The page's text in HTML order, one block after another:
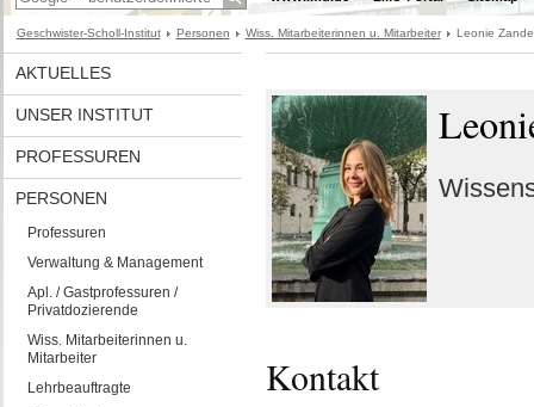
Geschwister-Scholl-Institut Personen Wiss. Mitarbeiterinnen u. Mitarbeiter Leonie
AKTUELLES
UNSER INSTITUT
PROFESSUREN
PERSONEN
Professuren
Verwaltung & Management
Apl. / Gastprofessuren /
Privatdozierende
Wiss. Mitarbeiterinnen u.
Mitarbeiter
Lehrbeauftragte
Kontakt